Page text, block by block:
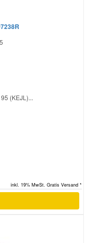
(KEJL)...
inkl. 19% MwSt. Gratis Versand *